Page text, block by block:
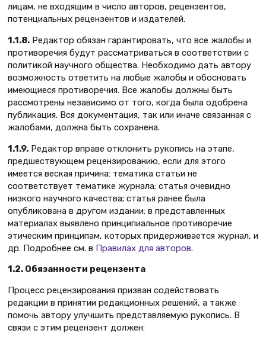
лицам, не входящим в число авторов, рецензентов,
потенциальных рецензентов и издателей.
1.1.8. Редактор обязан гарантировать, что все жалобы и
противоречия будут рассматриваться в соответствии с
политикой научного общества. Необходимо дать автору
возможность ответить на любые жалобы и обосновать
имеющиеся противоречия. Все жалобы должны быть
рассмотрены независимо от того, когда была одобрена
публикация. Вся документация, так или иначе связанная с
жалобами, должна быть сохранена.
1.1.9. Редактор вправе отклонить рукопись на этапе,
предшествующем рецензированию, если для этого
имеется веская причина: тематика статьи не
соответствует тематике журнала; статья очевидно
низкого научного качества; статья ранее была
опубликована в другом издании; в представленных
материалах выявлено принципиальное противоречие
этическим принципам, которых придерживается журнал, и
др. Подробнее см. в Правилах для авторов.
1.2. Обязанности рецензента
Процесс рецензирования призван содействовать
редакции в принятии редакционных решений, а также
помочь автору улучшить представляемую рукопись. В
связи с этим рецензент должен: